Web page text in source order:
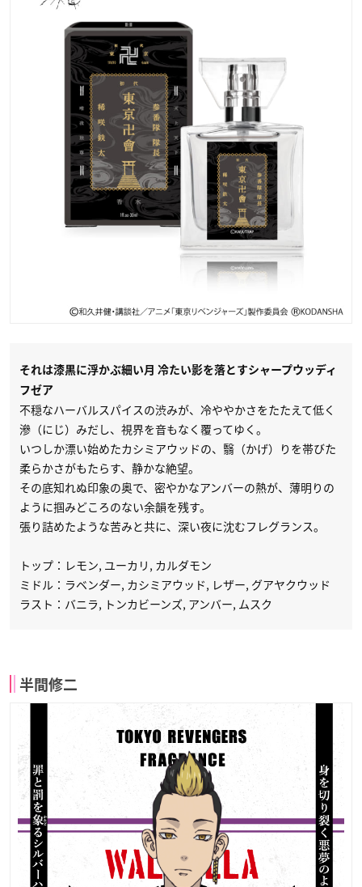
それは漆黒に浮かぶ細い月 冷たい影を落とすシャープウッディ
フゼア
不穏なハーバルスパイスの渋みが、冷ややかさをたたえて低く
滲（にじ）みだし、視界を音もなく覆ってゆく。
いつしか漂い始めたカシミアウッドの、翳（かげ）りを帯びた
柔らかさがもたらす、静かな絶望。
その底知れぬ印象の奥で、密やかなアンバーの熱が、薄明りの
ように掴みどころのない余韻を残す。
張り詰めたような苦みと共に、深い夜に沈むフレグランス。
トップ：レモン, ユーカリ, カルダモン
ミドル：ラベンダー, カシミアウッド, レザー, グアヤクウッド
ラスト：バニラ, トンカビーンズ, アンバー, ムスク
半間修二